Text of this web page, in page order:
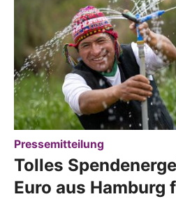
Pressemitteilung
Tolles
Euro aus Hamburg